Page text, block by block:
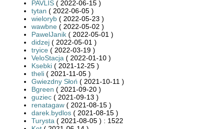
PAVLIS ( 2022-06-15 )
tytan ( 2022-06-05 )
wieloryb ( 2022-05-23 )
wawbne ( 2022-05-02 )
PawelJanik ( 2022-05-01 )
didzej ( 2022-05-01 )
tryice ( 2022-03-19 )
VeloStacja ( 2022-01-10 )
Ksebki ( 2021-12-25 )
theli ( 2021-11-05 )
Gwiezdny Słoń ( 2021-10-11 )
Bgreen ( 2021-09-20 )
guziec ( 2021-09-13 )
renatagaw ( 2021-08-15 )
darek.bydlos ( 2021-08-15 )
Turysta ( 2021-08-05 ) : 1522